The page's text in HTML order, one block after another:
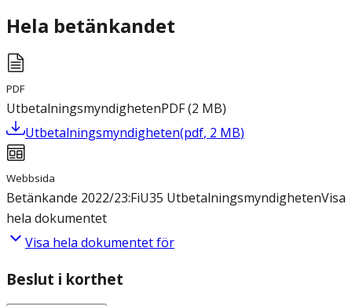
Hela betänkandet
PDF
UtbetalningsmyndighetenPDF(2 MB)
Utbetalningsmyndigheten(pdf, 2 MB)
Webbsida
Betänkande 2022/23:FiU35 UtbetalningsmyndighetenVisa
hela dokumentet
Visa hela dokumentet för
Beslut i korthet